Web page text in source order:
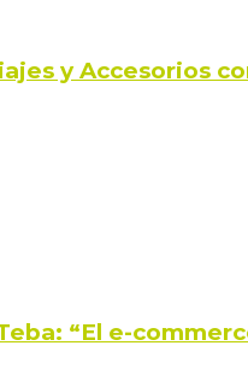
y Accesorios
“El e-